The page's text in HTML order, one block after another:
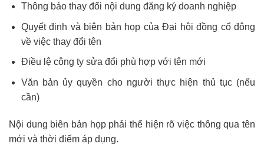
Thông báo thay đổi nội dung đăng ký doanh nghiệp
Quyết định và biên bản họp của Đại hội đồng cổ đông
về việc thay đổi tên
Điều lệ công ty sửa đổi phù hợp với tên mới
Văn bản ủy quyền cho người thực hiện thủ tục (nếu
cần)
Nội dung biên bản họp phải thể hiện rõ việc thông qua tên
mới và thời điểm áp dụng.